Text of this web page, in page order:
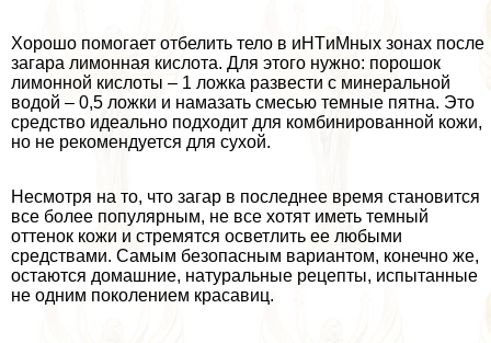
Хорошо помогает отбелить тело в иHTиMных зонах после
загара лимонная кислота. Для этого нужно: порошок
лимонной кислоты – 1 ложка развести с минеральной
водой – 0,5 ложки и намазать смесью темные пятна. Это
средство идеально подходит для комбинированной кожи,
но не рекомендуется для сухой.
Несмотря на то, что загар в последнее время становится
все более популярным, не все хотят иметь темный
оттенок кожи и стремятся осветлить ее любыми
средствами. Самым безопасным вариантом, конечно же,
остаются домашние, натуральные рецепты, испытанные
не одним поколением красавиц.